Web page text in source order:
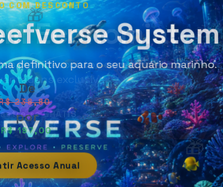
238,80
R$ 197,00
🎁
🎁
DE JULHO
Economia!
com descontos especiais. Club Dinho's
exclusivas!
se GRÁTIS